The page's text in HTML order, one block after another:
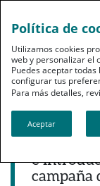
Noticias
PSN
e
campaña
Política de
Utilizamos cookies
web y personalizar el
Puedes aceptar
configurar tus
Para más detalles,
Aceptar